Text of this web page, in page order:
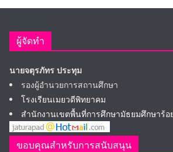
ผู้จัดทำ
นายจตุรภัทร ประทุม
รองผู้อำนวยการสถานศึกษา
โรงเรียนเมยวดีพิทยาคม
สำนักงานเขตพื้นที่การศึกษามัธยมศึกษาร้อ
ขอบคุณสำหรับการสนับสนุน